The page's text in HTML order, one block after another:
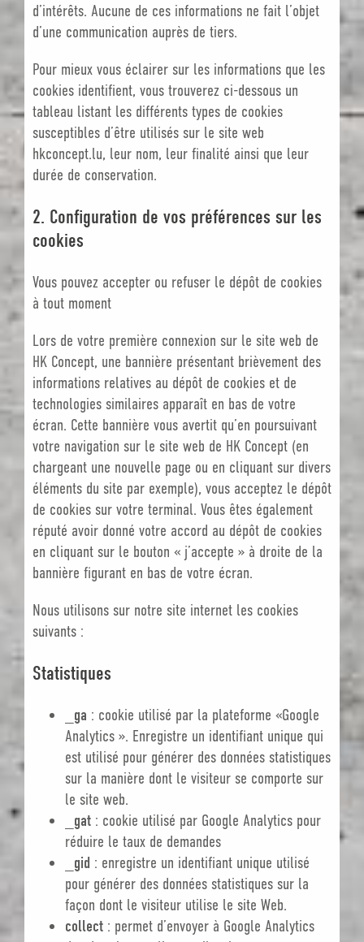
d’intérêts. Aucune de ces informations ne fait l’objet
d’une communication auprès de tiers.
Pour mieux vous éclairer sur les informations que les
cookies identifient, vous trouverez ci-dessous un
tableau listant les différents types de cookies
susceptibles d’être utilisés sur le site web
hkconcept.lu, leur nom, leur finalité ainsi que leur
durée de conservation.
2. Configuration de vos préférences sur les
cookies
Vous pouvez accepter ou refuser le dépôt de cookies
à tout moment
Lors de votre première connexion sur le site web de
HK Concept, une bannière présentant brièvement des
informations relatives au dépôt de cookies et de
technologies similaires apparaît en bas de votre
écran. Cette bannière vous avertit qu’en poursuivant
votre navigation sur le site web de HK Concept (en
chargeant une nouvelle page ou en cliquant sur divers
éléments du site par exemple), vous acceptez le dépôt
de cookies sur votre terminal. Vous êtes également
réputé avoir donné votre accord au dépôt de cookies
en cliquant sur le bouton « j’accepte » à droite de la
bannière figurant en bas de votre écran.
Nous utilisons sur notre site internet les cookies
suivants :
Statistiques
_ga : cookie utilisé par la plateforme «Google
Analytics ». Enregistre un identifiant unique qui
est utilisé pour générer des données statistiques
sur la manière dont le visiteur se comporte sur
le site web.
_gat: cookie utilisé par Google Analytics pour
réduire le taux de demandes
_gid : enregistre un identifiant unique utilisé
pour générer des données statistiques sur la
façon dont le visiteur utilise le site Web.
collect: permet d’envoyer à Google Analytics